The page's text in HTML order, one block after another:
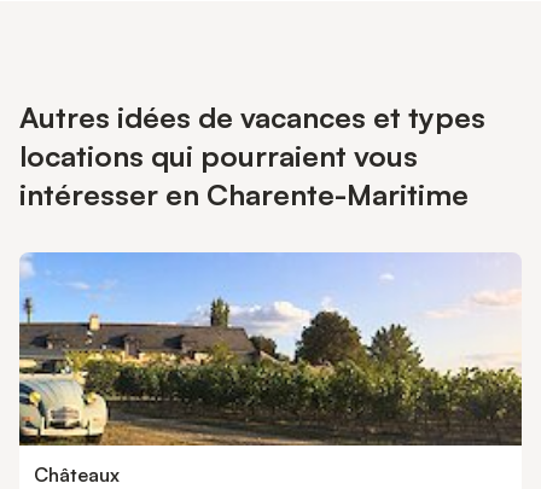
Autres idées de vacances et types
locations qui pourraient vous
intéresser en Charente-Maritime
Châteaux